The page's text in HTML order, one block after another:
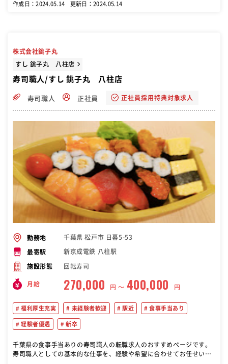
ぎ、そして真心の溢れた接客を…。老舗寿司店で経験を活かしてみま
作成日：2024.05.14 更新日：2024.05.14
株式会社銚子丸
すし 銚子丸 八柱店
寿司職人/すし 銚子丸 八柱店
寿司職人 正社員 正社員採用特典対象求人
勤務地 千葉県 松戸市 日暮5-53
最寄駅 新京成電鉄 八柱駅
施設形態 回転寿司
月給 270,000 円 〜 400,000 円
福利厚生充実 未経験者歓迎 駅近 食事手当あり
経験者優遇 新卒
千葉県の食事手当ありの寿司職人の転職求人のおすすめページです。
寿司職人としての基本的な仕事を、経験や希望に合わせてお任せいた